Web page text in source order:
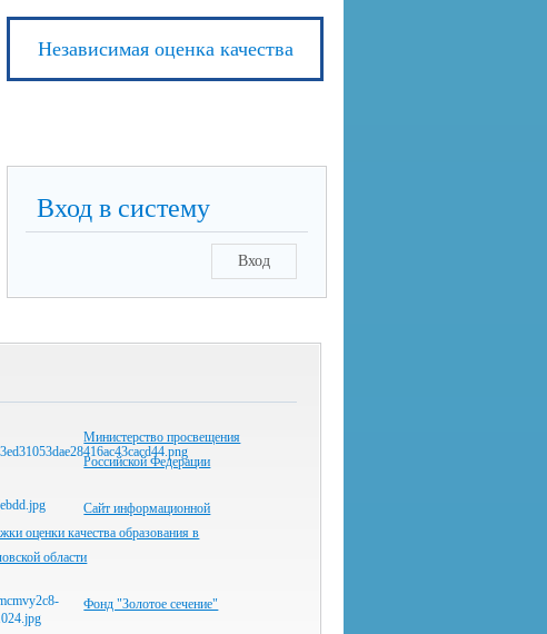
Независимая оценка качества
Вход в систему
Вход
Министерство просвещения
Российской Федерации
Сайт информационной
оценки качества образования в
области
Фонд "Золотое сечение"